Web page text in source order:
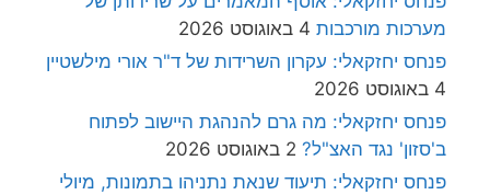
מערכות מורכבות 4 באוגוסט 2026
פנחס יחזקאלי: עקרון השרידות של ד"ר אורי מילשטיין
4 באוגוסט 2026
פנחס יחזקאלי: מה גרם להנהגת היישוב לפתוח
ב'סזון' נגד האצ"ל? 2 באוגוסט 2026
פנחס יחזקאלי: תיעוד שנאת נתניהו בתמונות, מיולי